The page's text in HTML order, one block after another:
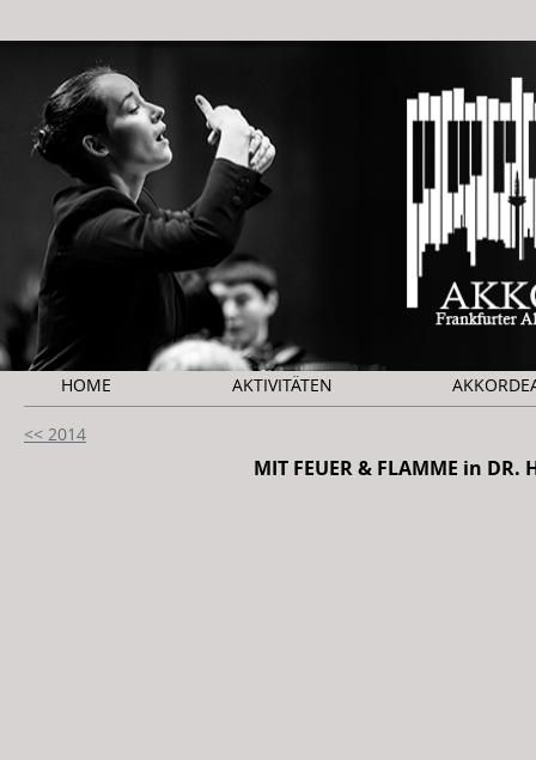
HOME AKTIVITÄTEN
<< 2014
MIT FEUER & FLAMME in